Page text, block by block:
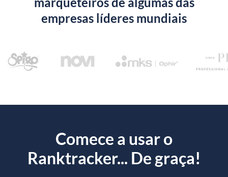
empresas líderes mundiais
Comece a usar o
Ranktracker... De graça!